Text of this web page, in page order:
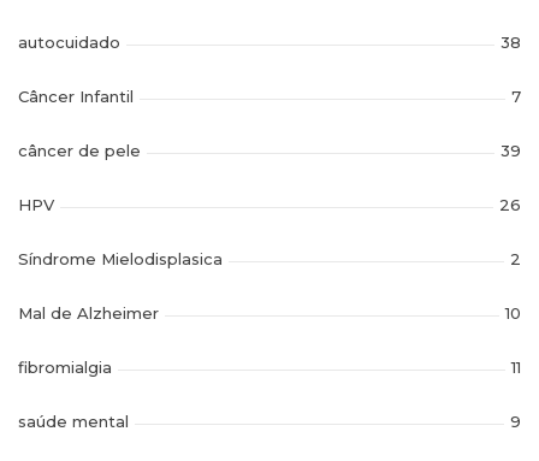
autocuidado 38
Câncer Infantil 7
câncer de pele 39
HPV 26
Síndrome Mielodisplasica 2
Mal de Alzheimer 10
fibromialgia 11
saúde mental 9